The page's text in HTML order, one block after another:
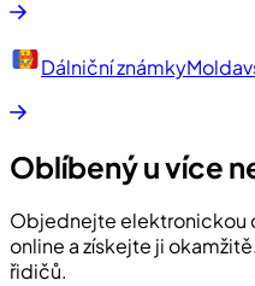
Dálniční známky
Oblíbený u více
Objednejte elektronickou
online a získejte ji
řidičů.